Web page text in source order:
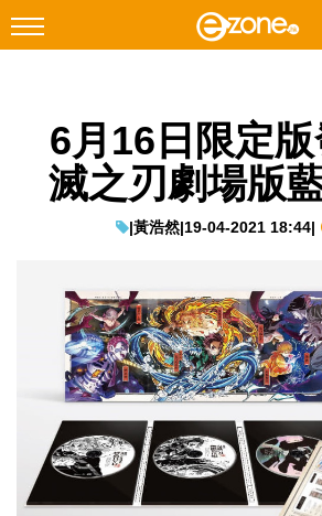
Facebook Instagram
科技焦點
教學評測
EduTech
IT Times
生成式AI與雲端應用
Enterprise Digital Transformation
6月16日限定
滅之刃劇場版
|黃浩然|19-04-2021 18:44|